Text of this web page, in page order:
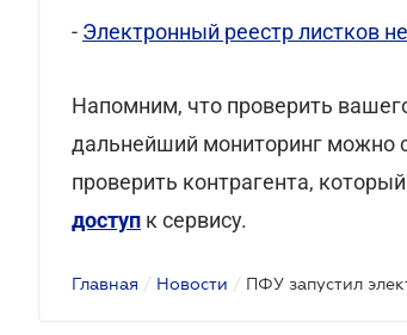
- Электронный реестр листков
Напомним, что проверить
дальнейший мониторинг можно
проверить контрагента,
доступ к сервису.
Главная / Новости / ПФУ запустил